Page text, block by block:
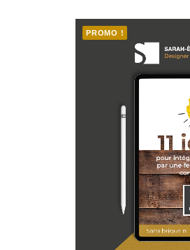
PROMO !